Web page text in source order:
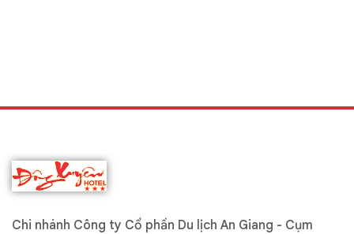
Chi nhánh Công ty Cổ phần Du lịch An Giang - Cụm